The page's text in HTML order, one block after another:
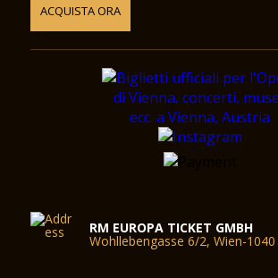
ACQUISTA ORA
RM EUROPA TICKET GMBH
Wohllebengasse 6/2, Wien-1040